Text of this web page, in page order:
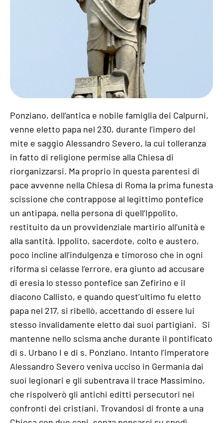
Ponziano, dell’antica e nobile famiglia dei Calpurni,
venne eletto papa nel 230, durante l’impero del
mite e saggio Alessandro Severo, la cui tolleranza
in fatto di religione permise alla Chiesa di
riorganizzarsi. Ma proprio in questa parentesi di
pace avvenne nella Chiesa di Roma la prima funesta
scissione che contrappose al legittimo pontefice
un antipapa, nella persona di quell’Ippolito,
restituito da un provvidenziale martirio all’unità e
alla santità. Ippolito, sacerdote, colto e austero,
poco incline all’indulgenza e timoroso che in ogni
riforma si celasse l’errore, era giunto ad accusare
di eresia lo stesso pontefice san Zefirino e il
diacono Callisto, e quando quest’ultimo fu eletto
papa nel 217, si ribellò, accettando di essere lui
stesso invalidamente eletto dai suoi partigiani. Si
mantenne nello scisma anche durante il pontificato
di s. Urbano I e di s. Ponziano. Intanto l’imperatore
Alessandro Severo veniva ucciso in Germania dai
suoi legionari e gli subentrava il trace Massimino,
che rispolverò gli antichi editti persecutori nei
confronti dei cristiani. Trovandosi di fronte a una